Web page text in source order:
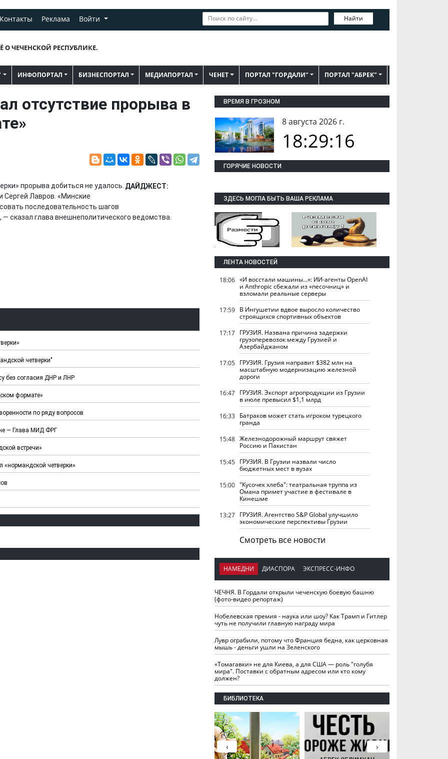
Контакты Реклама Войти Найти
О ЧЕЧЕНСКОЙ РЕСПУБЛИКЕ.
ИНФОПОРТАЛ БИЗНЕСПОРТАЛ МЕДИАПОРТАЛ ЧЕНЕТ ПОРТАЛ "ГОРДАЛИ" ПОРТАЛ "АБРЕК"
отсутствие прорыва в
ДАЙДЖЕСТ:
прорыва добиться не удалось.
Сергей Лавров. «Минские
последовательность шагов
сказал глава внешнеполитического ведомства.
четверки"
без согласия ДНР и ЛНР
формате»
по ряду вопросов
— Глава МИД ФРГ
встречи»
«нормандской четверки»
ВРЕМЯ В ГРОЗНОМ
8 августа 2026 г.
18:29:16
ГОРЯЧИЕ НОВОСТИ
ЗДЕСЬ МОГЛА БЫТЬ ВАША РЕКЛАМА
ЛЕНТА НОВОСТЕЙ
18:06 «И восстали машины...»: ИИ-агенты OpenAI
и Anthropic сбежали из «песочниц» и
взломали реальные серверы
17:59 В Ингушетии вдвое выросло количество
строящихся спортивных объектов
17:17 ГРУЗИЯ. Названа причина задержки
грузоперевозок между Грузией и
Азербайджаном
17:05 ГРУЗИЯ. Грузия направит $382 млн на
масштабную модернизацию железной
дороги
16:47 ГРУЗИЯ. Экспорт агропродукции из Грузии
в июле превысил $1,1 млрд
16:33 Батраков может стать игроком турецкого
гранда
15:48 Железнодорожный маршрут свяжет
Россию и Пакистан
15:45 ГРУЗИЯ. В Грузии назвали число
бюджетных мест в вузах
15:00 "Кусочек хлеба": театральная труппа из
Омана примет участие в фестивале в
Кинешме
13:27 ГРУЗИЯ. Агентство S&P Global улучшило
экономические перспективы Грузии
Смотреть все новости
НАМЕДНИ ДИАСПОРА ЭКСПРЕСС-ИНФО
ЧЕЧНЯ. В Гордали открыли чеченскую боевую башню
(фото-видео репортаж)
Нобелевская премия - наука или шоу? Как Трамп и Гитлер
чуть не получили главную награду мира
Лувр ограбили, потому что Франция бедна, как церковная
мышь - деньги ушли на Зеленского
«Томагавки» не для Киева, а для США — роль "голубя
мира". Поставки с обратным адресом или кто кому
должен?
БИБЛИОТЕКА
›
‹